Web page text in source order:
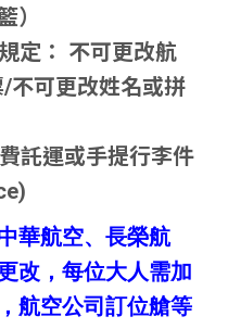
）
定： 不可更改航
不可更改姓名或拼
託運或手提行李件
華航空、長榮航
改，每位大人需加
航空公司訂位艙等